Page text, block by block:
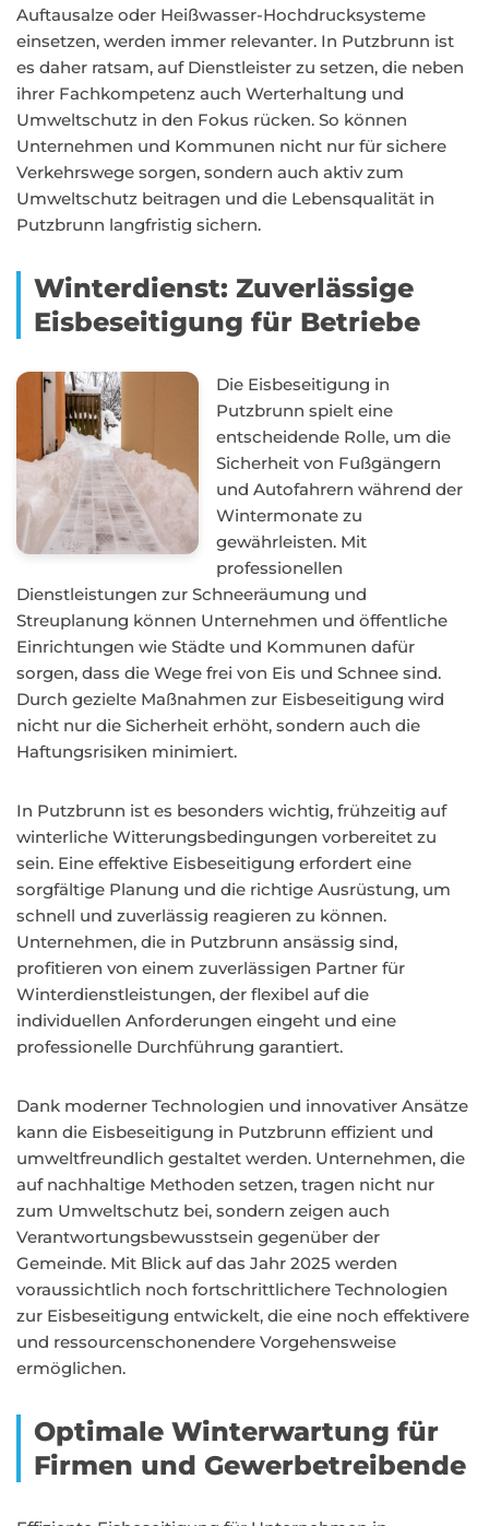
Auftausalze oder Heißwasser-Hochdrucksysteme
einsetzen, werden immer relevanter. In Putzbrunn ist
es daher ratsam, auf Dienstleister zu setzen, die neben
ihrer Fachkompetenz auch Werterhaltung und
Umweltschutz in den Fokus rücken. So können
Unternehmen und Kommunen nicht nur für sichere
Verkehrswege sorgen, sondern auch aktiv zum
Umweltschutz beitragen und die Lebensqualität in
Putzbrunn langfristig sichern.
Winterdienst: Zuverlässige
Eisbeseitigung für Betriebe
Die Eisbeseitigung in
Putzbrunn spielt eine
entscheidende Rolle, um die
Sicherheit von Fußgängern
und Autofahrern während der
Wintermonate zu
gewährleisten. Mit
professionellen
Dienstleistungen zur Schneeräumung und
Streuplanung können Unternehmen und öffentliche
Einrichtungen wie Städte und Kommunen dafür
sorgen, dass die Wege frei von Eis und Schnee sind.
Durch gezielte Maßnahmen zur Eisbeseitigung wird
nicht nur die Sicherheit erhöht, sondern auch die
Haftungsrisiken minimiert.
In Putzbrunn ist es besonders wichtig, frühzeitig auf
winterliche Witterungsbedingungen vorbereitet zu
sein. Eine effektive Eisbeseitigung erfordert eine
sorgfältige Planung und die richtige Ausrüstung, um
schnell und zuverlässig reagieren zu können.
Unternehmen, die in Putzbrunn ansässig sind,
profitieren von einem zuverlässigen Partner für
Winterdienstleistungen, der flexibel auf die
individuellen Anforderungen eingeht und eine
professionelle Durchführung garantiert.
Dank moderner Technologien und innovativer Ansätze
kann die Eisbeseitigung in Putzbrunn effizient und
umweltfreundlich gestaltet werden. Unternehmen, die
auf nachhaltige Methoden setzen, tragen nicht nur
zum Umweltschutz bei, sondern zeigen auch
Verantwortungsbewusstsein gegenüber der
Gemeinde. Mit Blick auf das Jahr 2025 werden
voraussichtlich noch fortschrittlichere Technologien
zur Eisbeseitigung entwickelt, die eine noch effektivere
und ressourcenschonendere Vorgehensweise
ermöglichen.
Optimale Winterwartung für
Firmen und Gewerbetreibende